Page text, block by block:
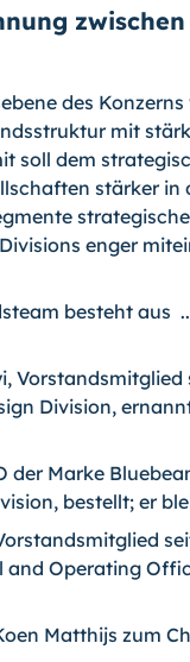
des
mit
soll dem
stärker
enger
besteht aus
Vorstandsmitglied
Division,
der Marke
bestellt; er
and Operating
Matthijs zum